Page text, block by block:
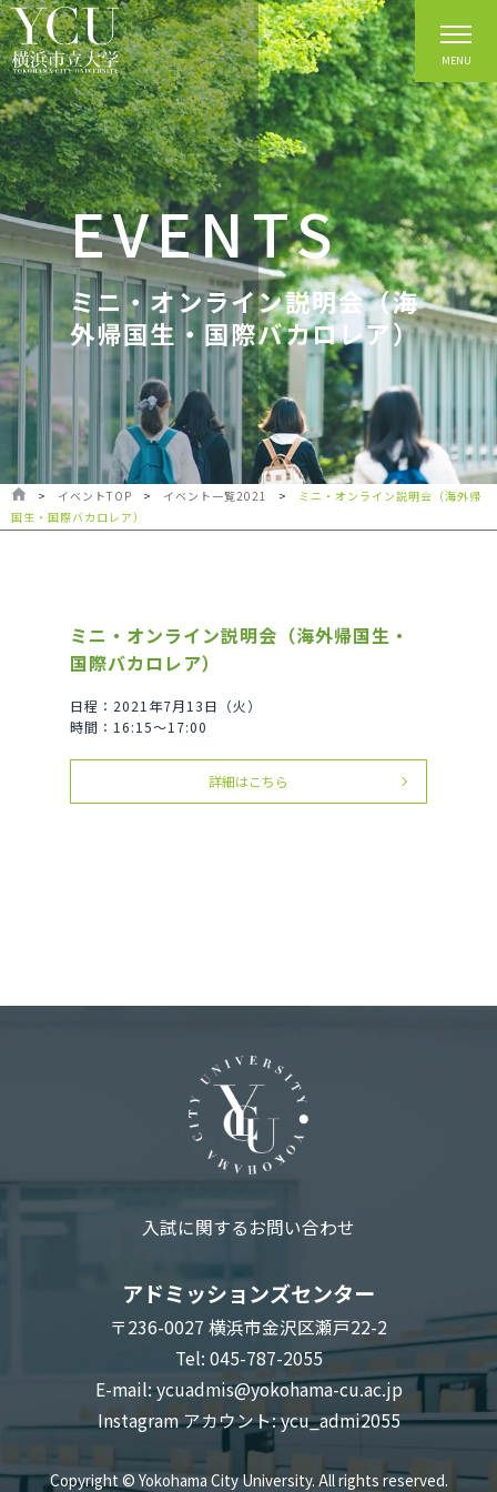
MENU
EVENTS
ミニ・オンライン説明会（海
外帰国生・国際バカロレア）
> イベントTOP > イベント一覧2021 >
ミニ・オンライン説明会（海外帰
国生・国際バカロレア）
ミニ・オンライン説明会（海外帰国生・
国際バカロレア）
日程：2021年7月13日（火）
時間：16:15～17:00
詳細はこちら
入試に関するお問い合わせ
アドミッションズセンター
〒236-0027 横浜市金沢区瀬戸22-2
Tel: 045-787-2055
E-mail:ycuadmis@yokohama-cu.ac.jp
Instagram アカウント:ycu_admi2055
Copyright © Yokohama City University. All rights reserved.